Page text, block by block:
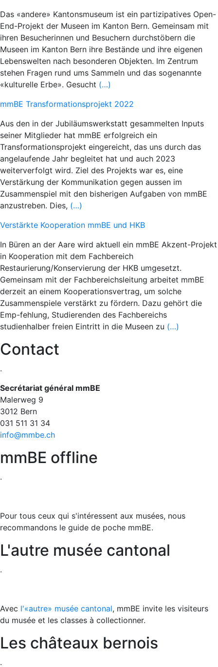
Das «andere» Kantonsmuseum ist ein partizipatives Open-
End-Projekt der Museen im Kanton Bern. Gemeinsam mit
ihren Besucherinnen und Besuchern durchstöbern die
Museen im Kanton Bern ihre Bestände und ihre eigenen
Lebenswelten nach besonderen Objekten. Im Zentrum
stehen Fragen rund ums Sammeln und das sogenannte
«kulturelle Erbe». Gesucht (…)
mmBE Transformationsprojekt 2022
Aus den in der Jubiläumswerkstatt gesammelten Inputs
seiner Mitglieder hat mmBE erfolgreich ein
Transformationsprojekt eingereicht, das uns durch das
angelaufende Jahr begleitet hat und auch 2023
weiterverfolgt wird. Ziel des Projekts war es, eine
Verstärkung der Kommunikation gegen aussen im
Zusammenspiel mit den bisherigen Aufgaben von mmBE
anzustreben. Dies, (…)
Verstärkte Kooperation mmBE und HKB
In Büren an der Aare wird aktuell ein mmBE Akzent-Projekt
in Kooperation mit dem Fachbereich
Restaurierung/Konservierung der HKB umgesetzt.
Gemeinsam mit der Fachbereichsleitung arbeitet mmBE
derzeit an einem Kooperationsvertrag, um solche
Zusammenspiele verstärkt zu fördern. Dazu gehört die
Emp-fehlung, Studierenden des Fachbereichs
studienhalber freien Eintritt in die Museen zu (…)
Contact
.
Secrétariat général mmBE
Malerweg 9
3012 Bern
031 511 31 34​​​​​​​
info@mmbe.ch
mmBE offline
.
Pour tous ceux qui s'intéressent aux musées, nous
recommandons le guide de poche mmBE.
L'autre musée cantonal
.
Avec l'«autre» musée cantonal, mmBE invite les visiteurs
du musée et les classes à collectionner.
Les châteaux bernois
.